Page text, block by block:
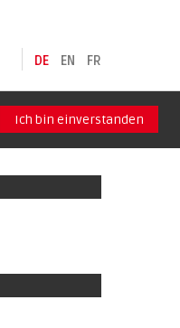
DE EN FR
Ich bin einverstanden